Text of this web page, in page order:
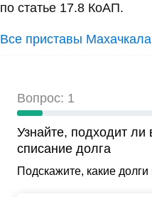
по статье 17.8 КоАП.
Все приставы Махачкала